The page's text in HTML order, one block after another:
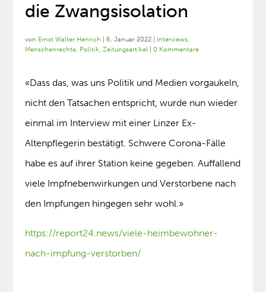
die Zwangsisolation
von Ernst Walter Henrich |6. Januar 2022 Interviews,
Menschenrechte, Politik,Zeitungsartikel |0 Kommentare
«Dass das, was uns Politik und Medien vorgaukeln,
nicht den Tatsachen entspricht, wurde nun wieder
einmal im Interview mit einer Linzer Ex-
Altenpflegerin bestätigt. Schwere Corona-Fälle
habe es auf ihrer Station keine gegeben. Auffallend
viele Impfnebenwirkungen und Verstorbene nach
den Impfungen hingegen sehr wohl.»
https://report24.news/viele-heimbewohner-
nach-impfung-verstorben/